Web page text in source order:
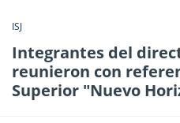
ISJ
Integrantes del
reunieron con
Superior "Nuevo